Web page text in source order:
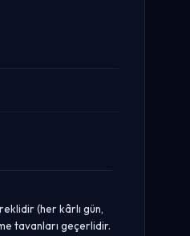
(her kârlı gün,
tavanları geçerlidir.